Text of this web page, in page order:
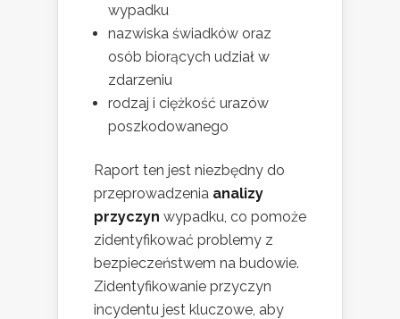
wypadku
nazwiska świadków oraz
osób biorących udział w
zdarzeniu
rodzaj i ciężkość urazów
poszkodowanego
Raport ten jest niezbędny do
przeprowadzenia analizy
przyczyn wypadku, co pomoże
zidentyfikować problemy z
bezpieczeństwem na budowie.
Zidentyfikowanie przyczyn
incydentu jest kluczowe, aby